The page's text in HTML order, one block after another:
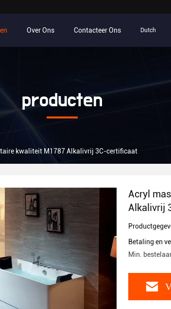
Over Ons Contacteer Ons Dutch
producten
kwaliteit M1787 Alkalivrij 3C-certificaat
Acryl
Alkalivrij
Betaling en
Min.